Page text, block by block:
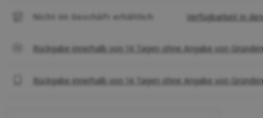
Nicht im Geschäft erhältlich Verfügbarkeit in
Rückgabe innerhalb von 14 Tagen ohne Angabe von Gründen
Rückgabe innerhalb von 14 Tagen ohne Angabe von Gründen